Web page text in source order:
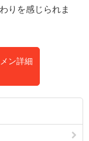
りを感じられま
ン詳細